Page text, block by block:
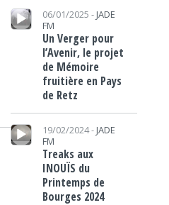
Lecteur audio
06/01/2025 - JADE
FM
Un Verger pour
l’Avenir, le projet
de Mémoire
fruitière en Pays
de Retz
Lecteur audio
19/02/2024 - JADE
FM
Treaks aux
INOUÏS du
Printemps de
Bourges 2024